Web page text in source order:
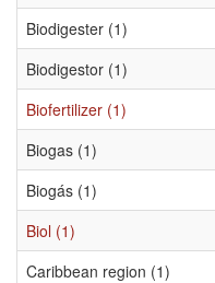
Biodigester (1)
Biodigestor (1)
Biofertilizer (1)
Biogas (1)
Biogás (1)
Biol (1)
Caribbean region (1)